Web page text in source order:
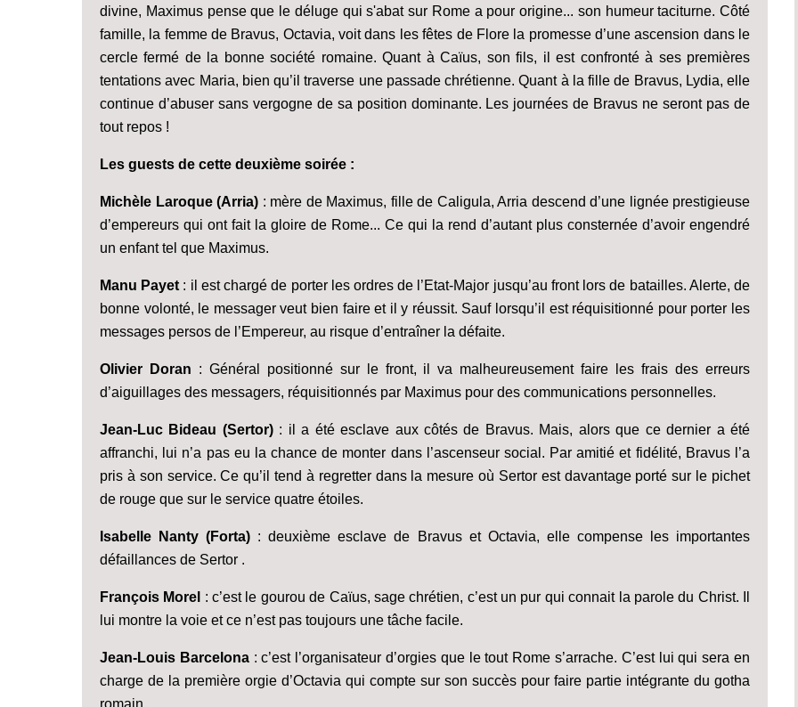
divine, Maximus pense que le déluge qui s'abat sur Rome a pour origine... son humeur taciturne. Côté
famille, la femme de Bravus, Octavia, voit dans les fêtes de Flore la promesse d’une ascension dans le
cercle fermé de la bonne société romaine. Quant à Caïus, son fils, il est confronté à ses premières
tentations avec Maria, bien qu’il traverse une passade chrétienne. Quant à la fille de Bravus, Lydia, elle
continue d’abuser sans vergogne de sa position dominante. Les journées de Bravus ne seront pas de
tout repos !
Les guests de cette deuxième soirée :
Michèle Laroque (Arria) : mère de Maximus, fille de Caligula, Arria descend d’une lignée prestigieuse
d’empereurs qui ont fait la gloire de Rome... Ce qui la rend d’autant plus consternée d’avoir engendré
un enfant tel que Maximus.
Manu Payet : il est chargé de porter les ordres de l’Etat-Major jusqu’au front lors de batailles. Alerte, de
bonne volonté, le messager veut bien faire et il y réussit. Sauf lorsqu’il est réquisitionné pour porter les
messages persos de l’Empereur, au risque d’entraîner la défaite.
Olivier Doran : Général positionné sur le front, il va malheureusement faire les frais des erreurs
d’aiguillages des messagers, réquisitionnés par Maximus pour des communications personnelles.
Jean-Luc Bideau (Sertor) : il a été esclave aux côtés de Bravus. Mais, alors que ce dernier a été
affranchi, lui n’a pas eu la chance de monter dans l’ascenseur social. Par amitié et fidélité, Bravus l’a
pris à son service. Ce qu’il tend à regretter dans la mesure où Sertor est davantage porté sur le pichet
de rouge que sur le service quatre étoiles.
Isabelle Nanty (Forta) : deuxième esclave de Bravus et Octavia, elle compense les importantes
défaillances de Sertor .
François Morel : c’est le gourou de Caïus, sage chrétien, c’est un pur qui connait la parole du Christ. Il
lui montre la voie et ce n’est pas toujours une tâche facile.
Jean-Louis Barcelona : c’est l’organisateur d’orgies que le tout Rome s’arrache. C’est lui qui sera en
charge de la première orgie d’Octavia qui compte sur son succès pour faire partie intégrante du gotha
romain.